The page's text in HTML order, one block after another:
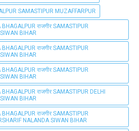
SAMASTIPUR MUZAFFARPUR
राजगीर SAMASTIPUR
BIHAR
राजगीर SAMASTIPUR
BIHAR
राजगीर SAMASTIPUR
BIHAR
राजगीर SAMASTIPUR DELHI
BIHAR
राजगीर SAMASTIPUR
NALANDA SIWAN BIHAR